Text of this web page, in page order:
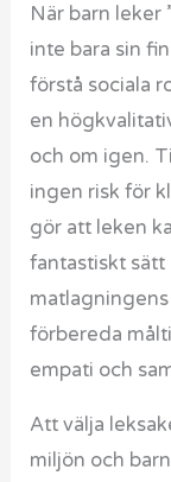
När barn leker
inte bara sin
förstå sociala
en
och om igen.
ingen risk för
gör att leken
fantastiskt
förbereda
empati och
Att välja
miljön och